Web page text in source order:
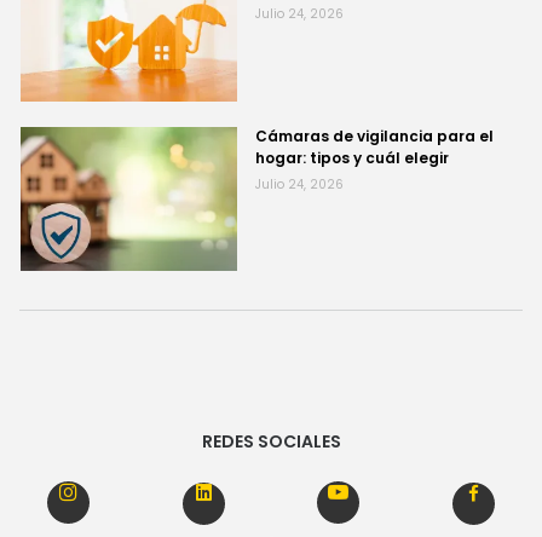
Julio 24, 2026
Cámaras de vigilancia para el
hogar: tipos y cuál elegir
Julio 24, 2026
REDES SOCIALES